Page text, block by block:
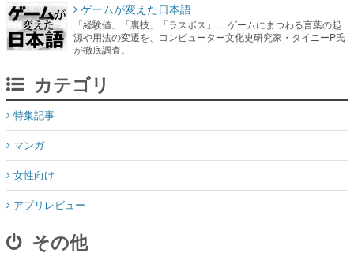
ゲームが変えた日本語
「経験値」「裏技」「ラスボス」… ゲームにまつわる言葉の起
源や用法の変遷を、コンピューター文化史研究家・タイニーP氏
が徹底調査。
カテゴリ
特集記事
マンガ
女性向け
アプリレビュー
その他